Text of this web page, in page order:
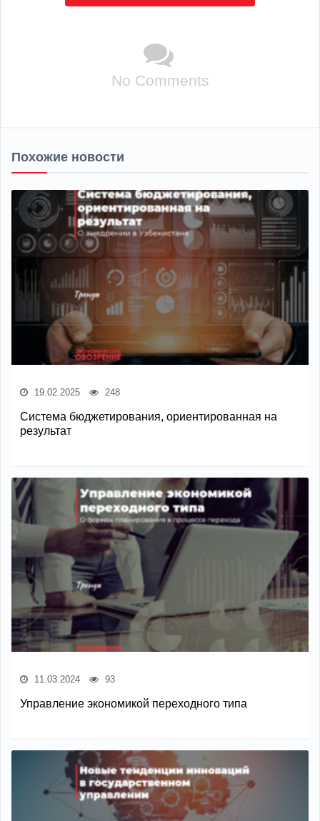
No Comments
Похожие новости
19.02.2025 248
Система бюджетирования, ориентированная на
результат
11.03.2024 93
Управление экономикой переходного типа